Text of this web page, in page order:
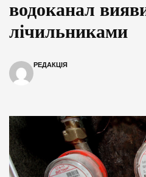
водоканал
лічильниками
РЕДАКЦІЯ